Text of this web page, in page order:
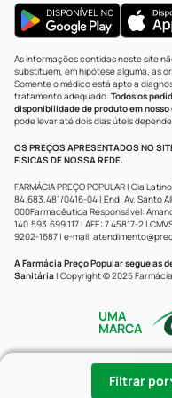
Filtrar por
As informações contidas neste site
substituem, em hipótese alguma, as
Somente o médico está apto a
tratamento adequado. Todos os
disponibilidade de produto em nosso
pode levar até dois dias úteis
OS PREÇOS APRESENTADOS NO
FÍSICAS DE NOSSA REDE.
FARMÁCIA PREÇO POPULAR | Cia
84.683.481/0416-04 | End: Av. Santo
000Farmacêutica Responsável:
140.593.699.117 | AFE: 7.45817-2 |
9202-1687 | e-mail:
A Farmácia Preço Popular segue as
Sanitária | Copyright © 2025
UMA
MARCA